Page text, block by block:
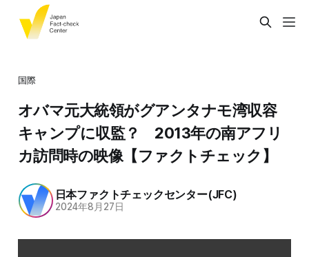
国際
オバマ元大統領がグアンタナモ湾収容
キャンプに収監？ 2013年の南アフリ
カ訪問時の映像【ファクトチェック】
日本ファクトチェックセンター(JFC)
2024年8月27日